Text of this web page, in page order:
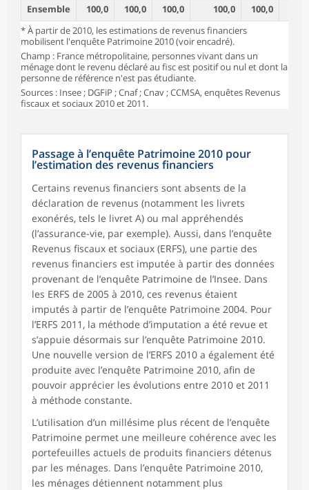
Ensemble
100,0 100,0 100,0 100,0 100,0
* À partir de 2010, les estimations de revenus financiers
mobilisent l'enquête Patrimoine 2010 (voir encadré).
Champ : France métropolitaine, personnes vivant dans un
ménage dont le revenu déclaré au fisc est positif ou nul et dont la
personne de référence n'est pas étudiante.
Sources : Insee ; DGFiP ; Cnaf ; Cnav ; CCMSA, enquêtes Revenus
fiscaux et sociaux 2010 et 2011.
Passage à l’enquête Patrimoine 2010 pour
l’estimation des revenus financiers
Certains revenus financiers sont absents de la
déclaration de revenus (notamment les livrets
exonérés, tels le livret A) ou mal appréhendés
(l’assurance-vie, par exemple). Aussi, dans l’enquête
Revenus fiscaux et sociaux (ERFS), une partie des
revenus financiers est imputée à partir des données
provenant de l’enquête Patrimoine de l’Insee. Dans
les ERFS de 2005 à 2010, ces revenus étaient
imputés à partir de l’enquête Patrimoine 2004. Pour
l’ERFS 2011, la méthode d’imputation a été revue et
s’appuie désormais sur l’enquête Patrimoine 2010.
Une nouvelle version de l’ERFS 2010 a également été
produite avec l’enquête Patrimoine 2010, afin de
pouvoir apprécier les évolutions entre 2010 et 2011
à méthode constante.
L’utilisation d’un millésime plus récent de l’enquête
Patrimoine permet une meilleure cohérence avec les
portefeuilles actuels de produits financiers détenus
par les ménages. Dans l’enquête Patrimoine 2010,
les ménages détiennent notamment plus